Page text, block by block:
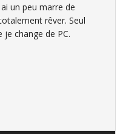
un peu marre de
rêver. Seul
change de PC.